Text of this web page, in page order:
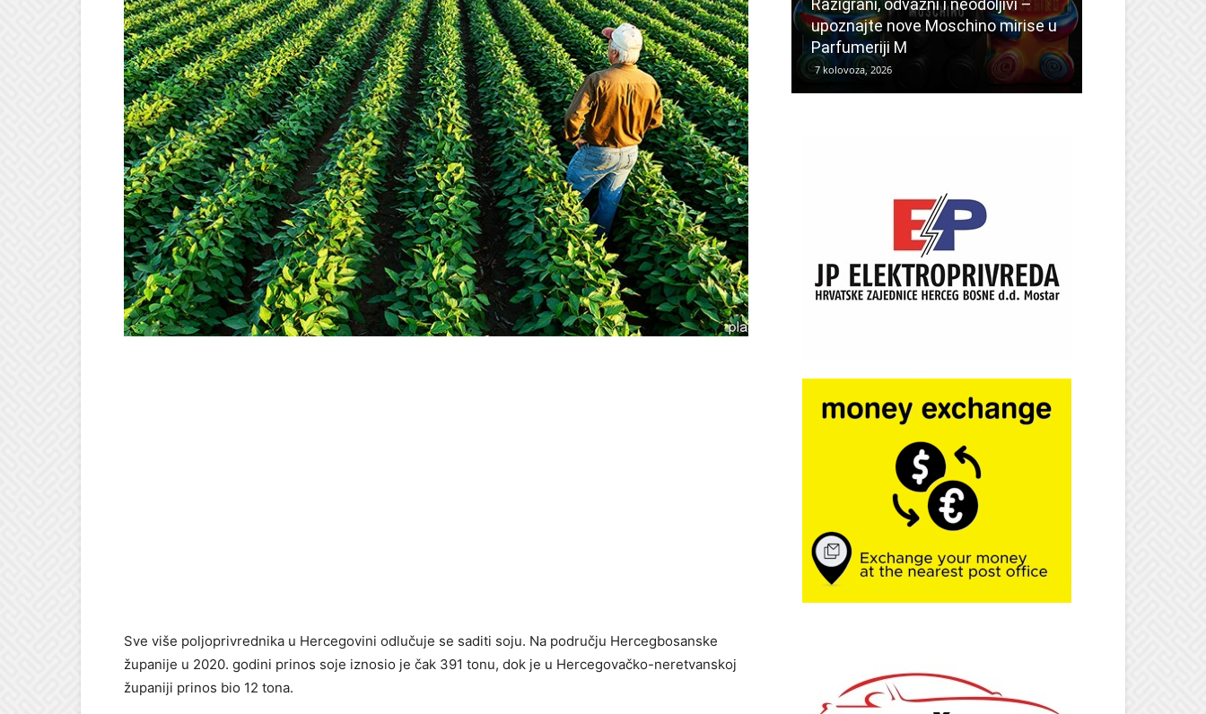
Sve više poljoprivrednika u Hercegovini odlučuje se saditi soju. Na području Hercegbosanske
županije u 2020. godini prinos soje iznosio je čak 391 tonu, dok je u Hercegovačko-neretvanskoj
županiji prinos bio 12 tona.
Razigrani, odvažni i neodoljivi –
upoznajte nove Moschino mirise u
Parfumeriji M
7 kolovoza, 2026